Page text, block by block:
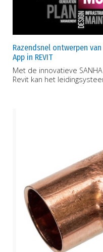
Razendsnel ontwerpen
App in REVIT
Met de innovatieve
Revit kan het